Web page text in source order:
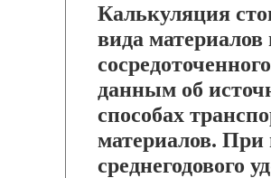
Калькуляция
вида
данным об
способах
материалов. При
среднегодового